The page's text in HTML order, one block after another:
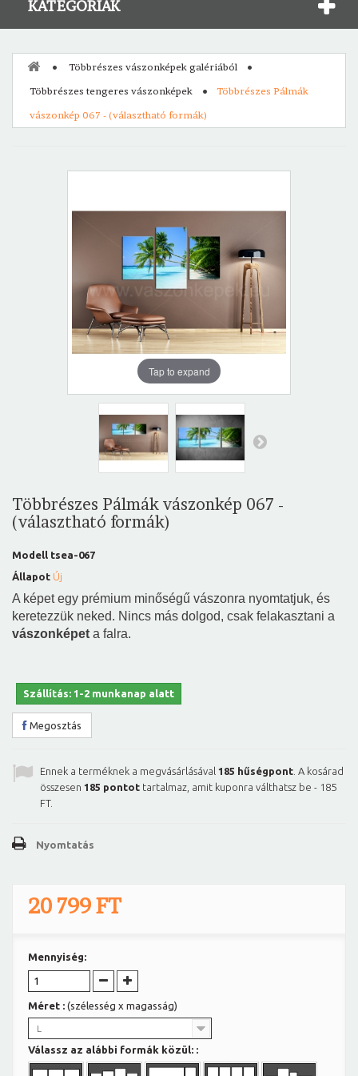
KATEGÓRIÁK
Többrészes vászonképek galériából
Többrészes tengeres vászonképek
Többrészes Pálmák
vászonkép 067 - (választható formák)
Tap to expand
Többrészes Pálmák vászonkép 067 -
(választható formák)
Modell tsea-067
Állapot Új
A képet egy prémium minőségű vászonra nyomtatjuk, és
keretezzük neked. Nincs más dolgod, csak felakasztani a
vászonképet a falra.
Szállítás: 1-2 munkanap alatt
Megosztás
Ennek a terméknek a megvásárlásával 185 hűségpont . A kosárad
összesen 185 pontot tartalmaz, amit kuponra válthatsz be - 185
FT.
Nyomtatás
20 799 FT
Mennyiség:
Méret : (szélesség x magasság)
L
Válassz az alábbi formák közül: :